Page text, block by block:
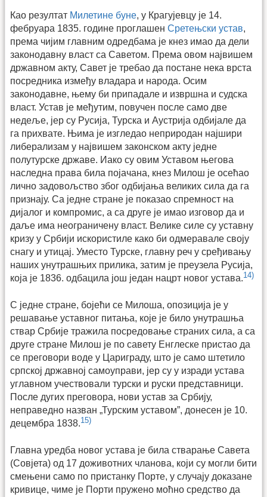
Као резултат Милетине буне, у Крагујевцу је 14.
фебруара 1835. године проглашен Сретењски устав,
према чијим главним одредбама је кнез имао да дели
законодавну власт са Саветом. Према овом највишем
државном акту, Савет је требао да постане нека врста
посредника између владара и народа. Осим
законодавне, њему би припадале и извршна и судска
власт. Устав је међутим, повучен после само две
недеље, јер су Русија, Турска и Аустрија одбијале да
га прихвате. Њима је изгледао неприродан најшири
либерализам у највишем законском акту једне
полутурске државе. Иако су овим Уставом његова
наследна права била појачана, кнез Милош је осећао
лично задовољство због одбијања великих сила да га
признају. Са једне стране је показао спремност на
дијалог и компромис, а са друге је имао изговор да и
даље има неограничену власт. Велике силе су уставну
кризу у Србији искористиле како би одмеравале своју
снагу и утицај. Уместо Турске, главну реч у сређивању
наших унутрашњих прилика, затим је преузела Русија,
која је 1836. одбацила још један нацрт новог устава.14)
С једне стране, бојећи се Милоша, опозиција је у
решавање уставног питања, које је било унутрашња
ствар Србије тражила посредовање страних сила, а са
друге стране Милош је по савету Енглеске пристао да
се преговори воде у Цариграду, што је само штетило
српској државној самоуправи, јер су у изради устава
углавном учествовали турски и руски представници.
После дугих преговора, нови устав за Србију,
неправедно назван „Турским уставом”, донесен је 10.
децембра 1838.15)
Главна уредба новог устава је била стварање Савета
(Совјета) од 17 доживотних чланова, који су могли бити
смењени само по пристанку Порте, у случају доказане
кривице, чиме је Порти пружено моћно средство да